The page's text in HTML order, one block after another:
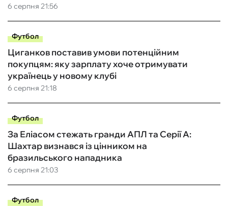
6 серпня 21:56
Футбол
6 серпня 21:18
Циганков поставив умови потенційним
покупцям: яку зарплату хоче отримувати
українець у новому клубі
Футбол
6 серпня 21:03
За Еліасом стежать гранди АПЛ та Серії А:
Шахтар визнався із цінником на
бразильського нападника
Футбол